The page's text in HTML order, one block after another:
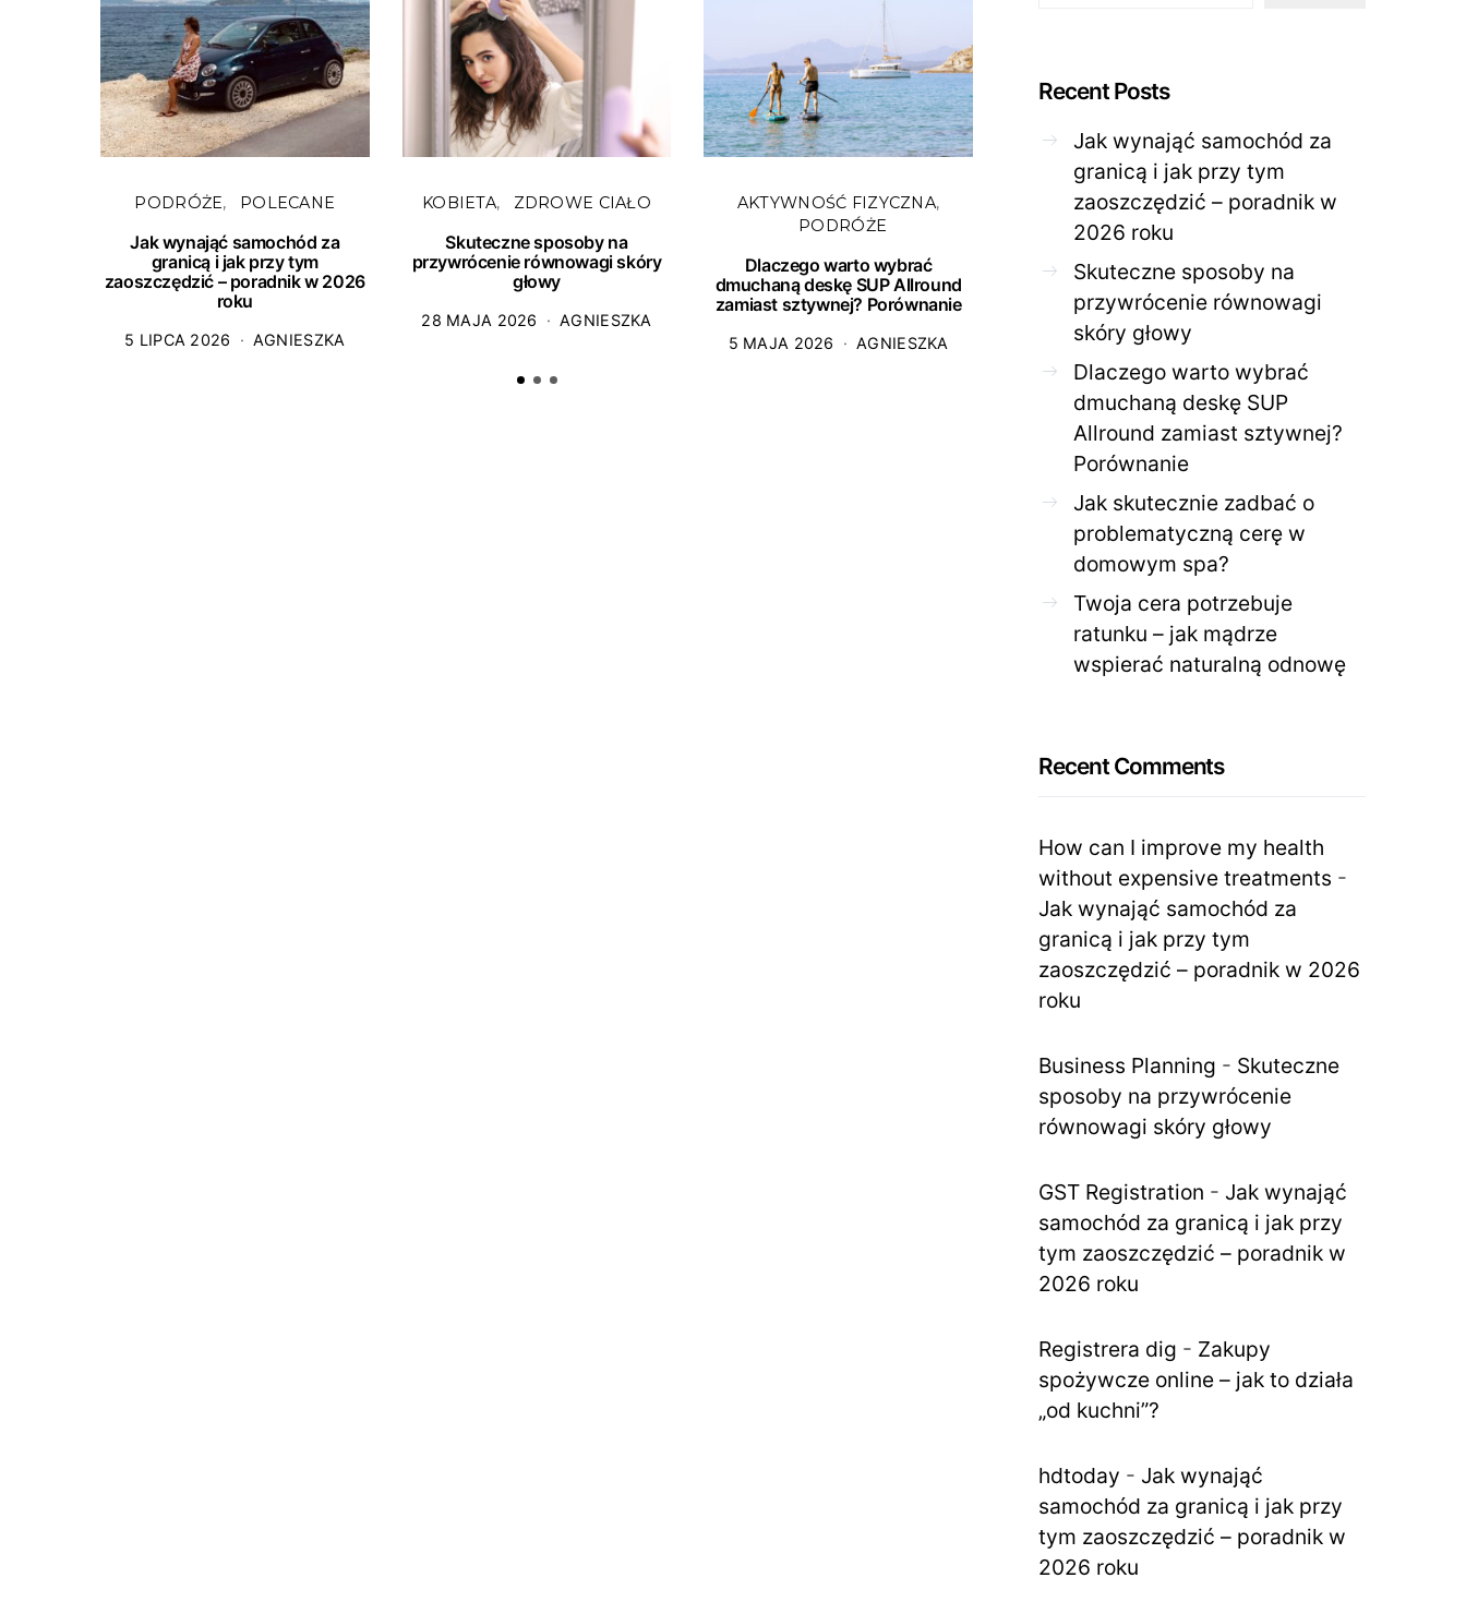
PODRÓŻE POLECANE
Jak wynająć samochód za
granicą i jak przy tym
zaoszczędzić – poradnik w 2026
roku
5 LIPCA 2026 AGNIESZKA
KOBIETA ZDROWE CIAŁO
Skuteczne sposoby na
przywrócenie równowagi skóry
głowy
28 MAJA 2026 AGNIESZKA
AKTYWNOŚĆ FIZYCZNA
PODRÓŻE
Dlaczego warto wybrać
dmuchaną deskę SUP Allround
zamiast sztywnej? Porównanie
5 MAJA 2026 AGNIESZKA
ZDROWE CIAŁO
Jak skutecznie zadbać o
problematyczną cerę w
domowym spa?
28 KWIETNIA 2026 27 KWIETNIA 2026
Recent Posts
Jak wynająć samochód za
granicą i jak przy tym
zaoszczędzić – poradnik w
2026 roku
Skuteczne sposoby na
przywrócenie równowagi
skóry głowy
Dlaczego warto wybrać
dmuchaną deskę SUP
Allround zamiast sztywnej?
Porównanie
Jak skutecznie zadbać o
problematyczną cerę w
domowym spa?
Twoja cera potrzebuje
ratunku – jak mądrze
wspierać naturalną odnowę
Recent Comments
How can I improve my health
without expensive treatments -
Jak wynająć samochód za
granicą i jak przy tym
zaoszczędzić – poradnik w 2026
roku
Business Planning - Skuteczne
sposoby na przywrócenie
równowagi skóry głowy
GST Registration - Jak wynająć
samochód za granicą i jak przy
tym zaoszczędzić – poradnik w
2026 roku
Registrera dig - Zakupy
spożywcze online – jak to działa
„od kuchni”?
hdtoday - Jak wynająć
samochód za granicą i jak przy
tym zaoszczędzić – poradnik w
2026 roku